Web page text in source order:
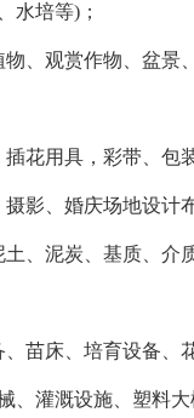
水培等)；
、观赏作物、盆景
花用具，彩带、包
影、婚庆场地设计
、泥炭、基质、介
苗床、培育设备
、灌溉设施、塑料